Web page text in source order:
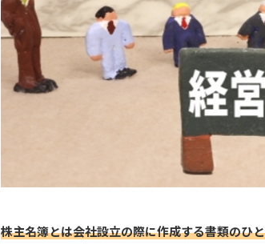
株主名簿とは会社設立の際に作成する書類のひ